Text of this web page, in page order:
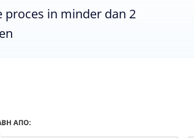
proces in minder dan 2